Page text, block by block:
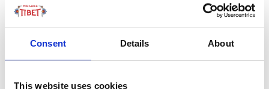
Consent Details About
This website uses cookies
di iniziative possano moltiplicarsi portando un numero
sempre più grande di voi sul Tetto Del Mondo. Prima che
lo diciate voi, lo dico io: anche a chi scrive sarebbe
piaciuto essere nel gruppo (oltre che a portare il